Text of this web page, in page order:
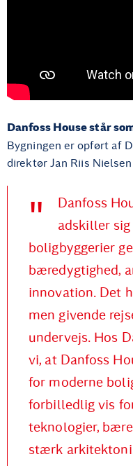
Danfoss House står
Bygningen er opført af
direktør Jan Riis
Danfoss
adskiller
boligbyggerier
bæredygtighed,
innovation. Det
men givende
undervejs. Hos
vi, at Danfoss
for moderne
forbilledlig vis
teknologier,
stærk